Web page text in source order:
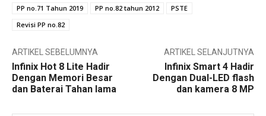
PP no.71 Tahun 2019
PP no.82 tahun 2012
PSTE
Revisi PP no.82
ARTIKEL SEBELUMNYA
Infinix Hot 8 Lite Hadir
Dengan Memori Besar
dan Baterai Tahan lama
ARTIKEL SELANJUTNYA
Infinix Smart 4 Hadir
Dengan Dual-LED flash
dan kamera 8 MP